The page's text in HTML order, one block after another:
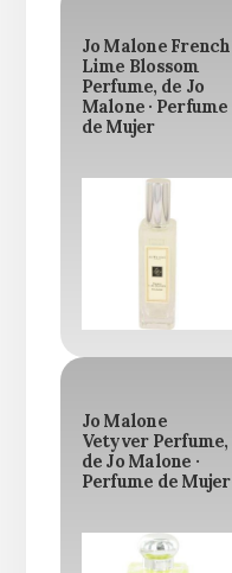
Jo Malone French
Lime Blossom
Perfume, de Jo
Malone · Perfume
de Mujer
Jo Malone
Vetyver Perfume,
de Jo Malone ·
Perfume de Mujer